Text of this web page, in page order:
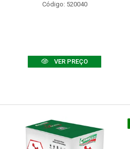
Código: 520040
VER PREÇO